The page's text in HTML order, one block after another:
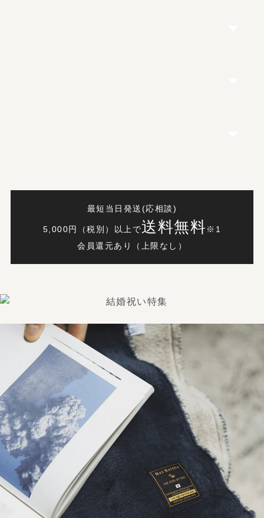
最短当日発送(応相談)
5,000円（税別）以上で送料無料※1
会員還元あり（上限なし）